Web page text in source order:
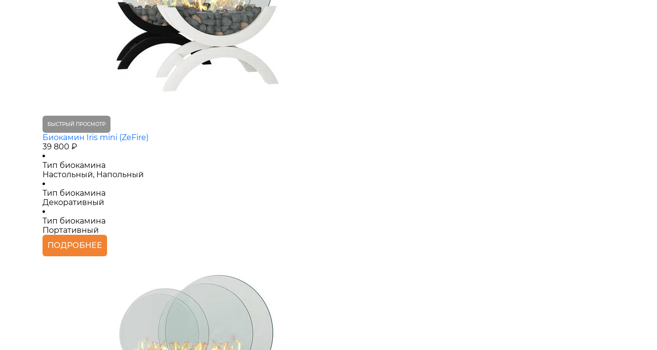
БЫСТРЫЙ ПРОСМОТР
Биокамин Iris mini (ZeFire)
39 800 ₽
Тип биокамина
Настольный, Напольный
Тип биокамина
Декоративный
Тип биокамина
Портативный
ПОДРОБНЕЕ